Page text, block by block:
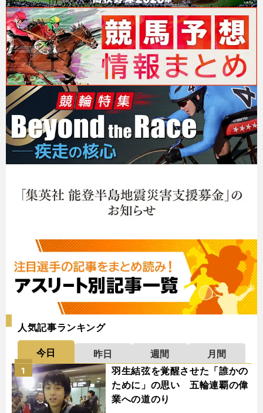
人気記事ランキング
今日 昨日 週間
月間
羽生結弦を覚醒させた「誰かの
ために」の思い 五輪連覇の偉
業への道のり
1